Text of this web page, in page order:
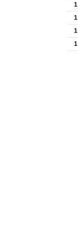
1
1
1
1